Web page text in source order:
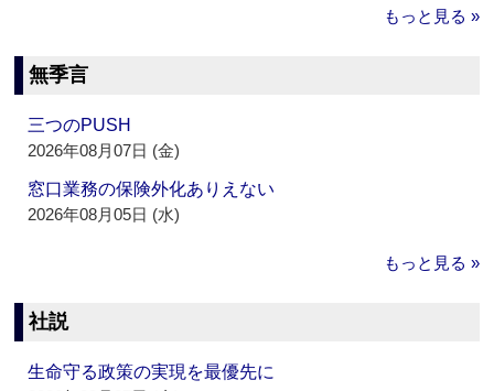
もっと見る »
無季言
三つのPUSH
2026年08月07日 (金)
窓口業務の保険外化ありえない
2026年08月05日 (水)
もっと見る »
社説
生命守る政策の実現を最優先に